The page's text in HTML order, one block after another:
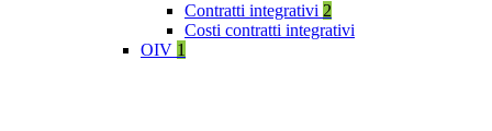
Contratti integrativi 2
Costi contratti integrativi
OIV 1